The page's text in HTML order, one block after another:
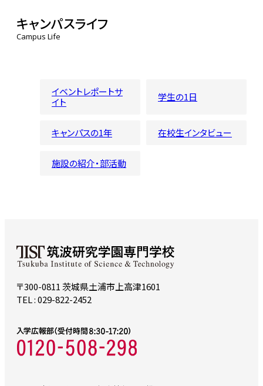
キャンパスライフ
Campus Life
イベントレポートサ
イト
学生の1日
キャンパスの1年 在校生インタビュー
施設の紹介・部活動
〒300-0811 茨城県土浦市上高津1601
TEL : 029-822-2452